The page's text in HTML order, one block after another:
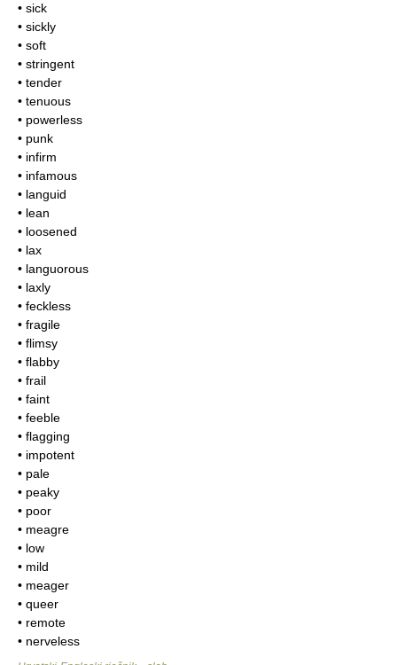
• sick
• sickly
• soft
• stringent
• tender
• tenuous
• powerless
• punk
• infirm
• infamous
• languid
• lean
• loosened
• lax
• languorous
• laxly
• feckless
• fragile
• flimsy
• flabby
• frail
• faint
• feeble
• flagging
• impotent
• pale
• peaky
• poor
• meagre
• low
• mild
• meager
• queer
• remote
• nerveless